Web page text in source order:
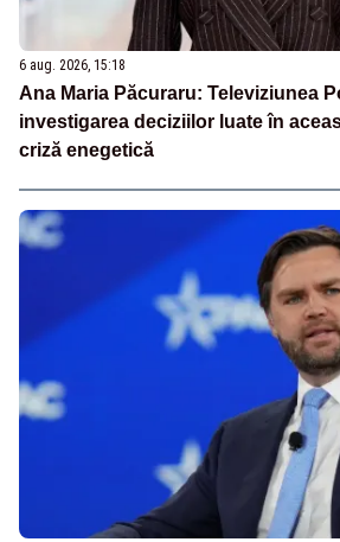
6 aug. 2026, 15:18
Ana Maria Păcuraru: Televiziunea
investigarea deciziilor luate în
criză enegetică